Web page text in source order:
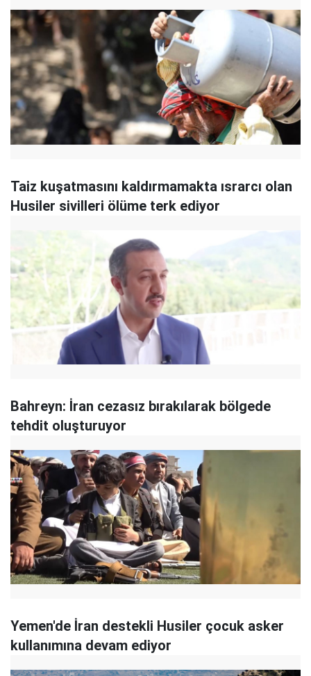
Taiz kuşatmasını kaldırmamakta ısrarcı olan
Husiler sivilleri ölüme terk ediyor
Bahreyn: İran cezasız bırakılarak bölgede
tehdit oluşturuyor
Yemen'de İran destekli Husiler çocuk asker
kullanımına devam ediyor